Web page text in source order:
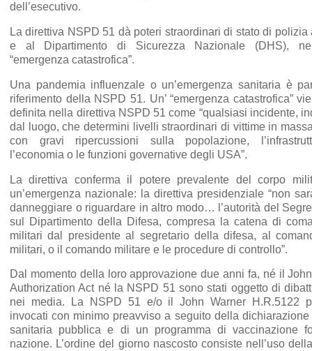
dell’esecutivo.
La direttiva NSPD 51 dà poteri straordinari di stato di
e al Dipartimento di Sicurezza Nazionale (DHS),
“emergenza catastrofica”.
Una pandemia influenzale o un’emergenza sanitaria è
riferimento della NSPD 51. Un’ “emergenza catastrofica”
definita nella direttiva NSPD 51 come “qualsiasi incidente,
dal luogo, che determini livelli straordinari di vittime in
con gravi ripercussioni sulla popolazione,
l’economia o le funzioni governative degli USA”.
La direttiva conferma il potere prevalente del corpo
un’emergenza nazionale: la direttiva presidenziale “non
danneggiare o riguardare in altro modo… l’autorità del
sul Dipartimento della Difesa, compresa la catena di
militari dal presidente al segretario della difesa, al
militari, o il comando militare e le procedure di controllo”.
Dal momento della loro approvazione due anni fa, né il
Authorization Act né la NSPD 51 sono stati oggetto di
nei media. La NSPD 51 e/o il John Warner H.R.5122
invocati con minimo preavviso a seguito della dichiarazione
sanitaria pubblica e di un programma di vaccinazione
nazione. L’ordine del giorno nascosto consiste nell’uso